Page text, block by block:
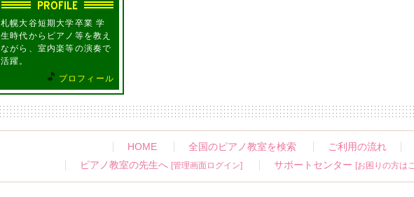
札幌大谷短期大学卒業 学
生時代からピアノ等を教え
ながら、室内楽等の演奏で
活躍。
プロフィール
HOME 全国のピアノ教室を検索
ご利用の流れ
ピアノ教室の先生へ [管理画面ログイン] サポートセンター [お困りの方は